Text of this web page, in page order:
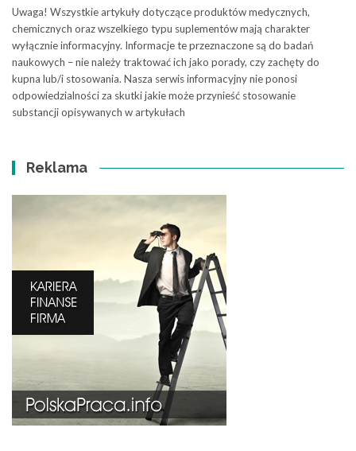
Uwaga! Wszystkie artykuły dotyczące produktów medycznych,
chemicznych oraz wszelkiego typu suplementów mają charakter
wyłącznie informacyjny. Informacje te przeznaczone są do badań
naukowych – nie należy traktować ich jako porady, czy zachęty do
kupna lub/i stosowania. Nasza serwis informacyjny nie ponosi
odpowiedzialności za skutki jakie może przynieść stosowanie
substancji opisywanych w artykułach
Reklama